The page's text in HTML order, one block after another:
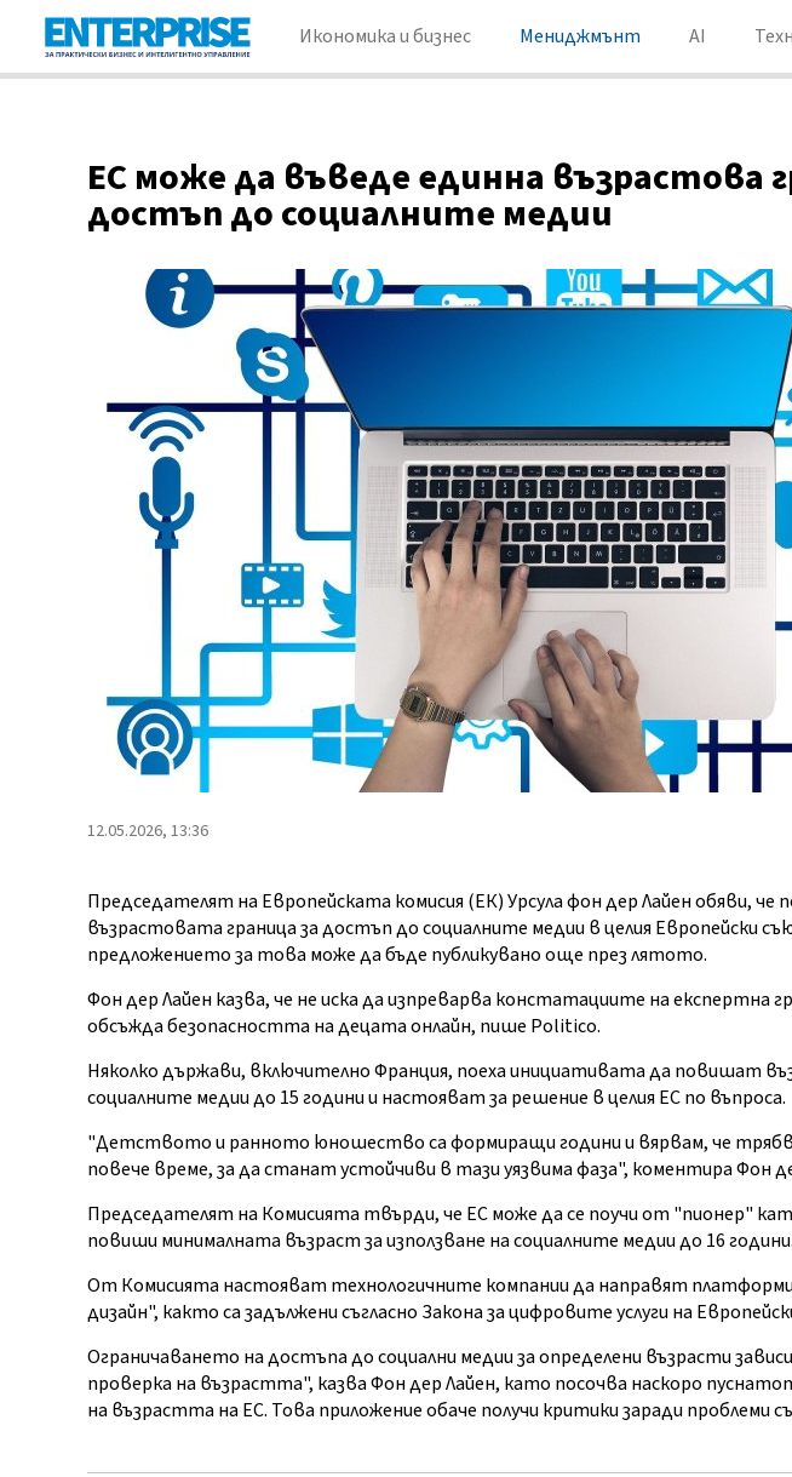
Икономика и бизнес Мениджмънт AI
ЕС може да въведе единна възрастова
достъп до социалните медии
12.05.2026, 13:36
Председателят на Европейската комисия (ЕК) Урсула фон дер Лайен обяви,
възрастовата граница за достъп до социалните медии в целия Европейски
предложението за това може да бъде публикувано още през лятото.
Фон дер Лайен казва, че не иска да изпреварва констатациите на експертна
обсъжда безопасността на децата онлайн, пише Politico.
Няколко държави, включително Франция, поеха инициативата да повишат
социалните медии до 15 години и настояват за решение в целия ЕС по въпроса.
"Детството и ранното юношество са формиращи години и вярвам, че
повече време, за да станат устойчиви в тази уязвима фаза", коментира Фон
Председателят на Комисията твърди, че ЕС може да се поучи от "пионер"
повиши минималната възраст за използване на социалните медии до 16 години.
От Комисията настояват технологичните компании да направят
дизайн", както са задължени съгласно Закона за цифровите услуги на
Ограничаването на достъпа до социални медии за определени възрасти
проверка на възрастта", казва Фон дер Лайен, като посочва наскоро
на възрастта на ЕС. Това приложение обаче получи критики заради проблеми